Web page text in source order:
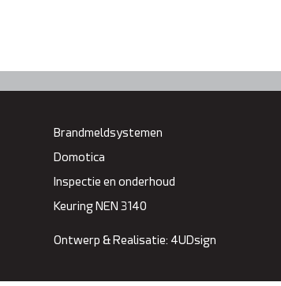
Brandmeldsystemen
Domotica
Inspectie en onderhoud
Keuring NEN 3140
Ontwerp & Realisatie: 4UDsign